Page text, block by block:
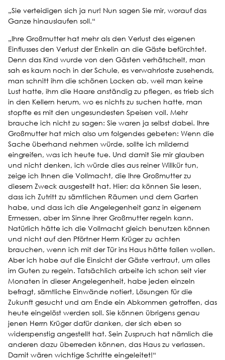
„Sie verteidigen sich ja nur! Nun sagen Sie mir, worauf das
Ganze hinauslaufen soll.“
„Ihre Großmutter hat mehr als den Verlust des eigenen
Einflusses den Verlust der Enkelin an die Gäste befürchtet.
Denn das Kind wurde von den Gästen verhätschelt, man
sah es kaum noch in der Schule, es verwahrloste zusehends,
man schnitt ihm die schönen Locken ab, weil man keine
Lust hatte, ihm die Haare anständig zu pflegen, es trieb sich
in den Kellern herum, wo es nichts zu suchen hatte, man
stopfte es mit den ungesundesten Speisen voll. Mehr
brauche ich nicht zu sagen: Sie waren ja selbst dabei. Ihre
Großmutter hat mich also um folgendes gebeten: Wenn die
Sache überhand nehmen würde, sollte ich mildernd
eingreifen, was ich heute tue. Und damit Sie mir glauben
und nicht denken, ich würde dies aus reiner Willkür tun,
zeige ich Ihnen die Vollmacht, die Ihre Großmutter zu
diesem Zweck ausgestellt hat. Hier: da können Sie lesen,
dass ich Zutritt zu sämtlichen Räumen und dem Garten
habe, und dass ich die Angelegenheit ganz in eigenem
Ermessen, aber im Sinne ihrer Großmutter regeln kann.
Natürlich hätte ich die Vollmacht gleich benutzen können
und nicht auf den Pförtner Herrn Krüger zu achten
brauchen, wenn ich mit der Tür ins Haus hätte fallen wollen.
Aber ich habe auf die Einsicht der Gäste vertraut, um alles
im Guten zu regeln. Tatsächlich arbeite ich schon seit vier
Monaten in dieser Angelegenheit, habe jeden einzeln
befragt, sämtliche Einwände notiert, Lösungen für die
Zukunft gesucht und am Ende ein Abkommen getroffen, das
heute eingelöst werden soll. Sie können übrigens genau
jenen Herrn Krüger dafür danken, der sich eben so
widerspenstig angestellt hat. Sein Zuspruch hat nämlich die
anderen dazu überreden können, das Haus zu verlassen.
Damit wären wichtige Schritte eingeleitet!“